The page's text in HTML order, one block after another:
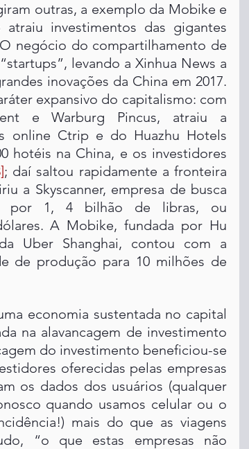
outras, a exemplo da Mobike e
investimentos das gigantes
negócio do compartilhamento de
levando a Xinhua News a
inovações da China em 2017.
expansivo do capitalismo: com
e Warburg Pincus, atraiu a
online Ctrip e do Huazhu Hotels
hotéis na China, e os investidores
; daí saltou rapidamente a fronteira
a Skyscanner, empresa de busca
por 1, 4 bilhão de libras, ou
A Mobike, fundada por Hu
Uber Shanghai, contou com a
de produção para 10 milhões de
economia sustentada no capital
na alavancagem de investimento
do investimento beneficiou-se
oferecidas pelas empresas
os dados dos usuários (qualquer
quando usamos celular ou o
mais do que as viagens
“o que estas empresas não